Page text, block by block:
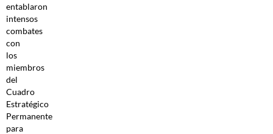
entablaron
intensos
combates
con
los
miembros
del
Cuadro
Estratégico
Permanente
para